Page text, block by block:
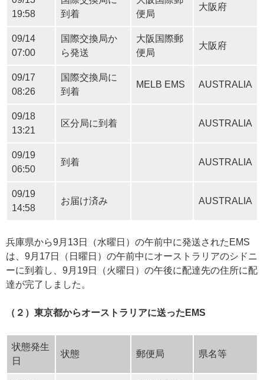
19:58
到着
便局
大阪府
09/14
07:00
国際交換局か
ら発送
大阪国際郵
便局
大阪府
09/17
08:26
国際交換局に
到着
MELB EMS AUSTRALIA
09/18
13:21
区分局に到着 AUSTRALIA
09/19
06:50
到着 AUSTRALIA
09/19
14:58
お届け済み AUSTRALIA
兵庫県から9月13日（水曜日）の午前中に発送されたEMS
は、9月17日（日曜日）の午前中にオーストラリアのシドニ
ーに到着し、9月19日（火曜日）の午後に配達先の住所に配
達が完了しました。
（２）東京都からオーストラリアに送ったEMS
状態発生
日
状態 郵便局 県名等